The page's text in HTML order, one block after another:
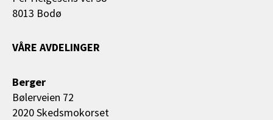
8013 Bodø
VÅRE AVDELINGER
Berger
Bølerveien 72
2020 Skedsmokorset